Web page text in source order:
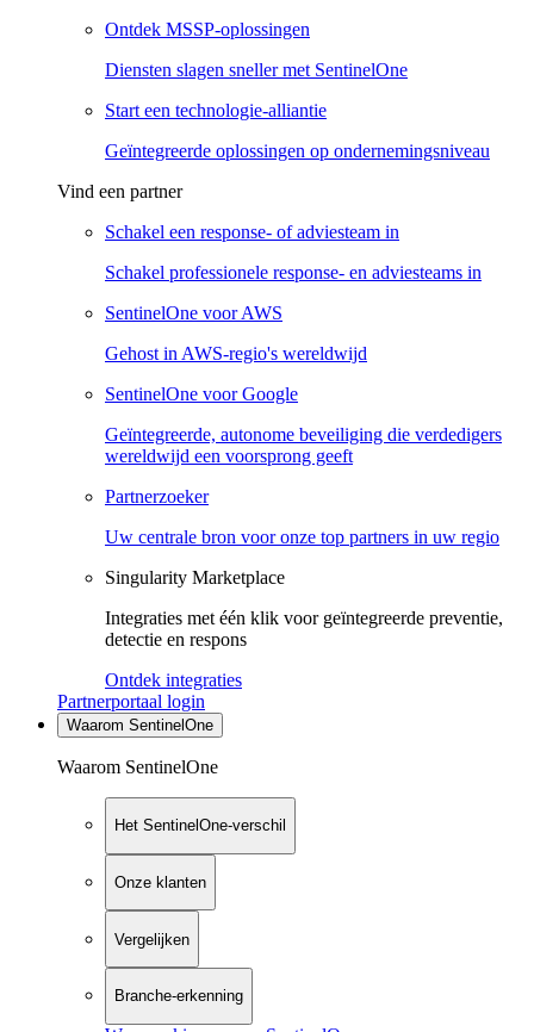
Ontdek MSSP-oplossingen
Diensten slagen sneller met SentinelOne
Start een technologie-alliantie
Geïntegreerde oplossingen op ondernemingsniveau
Vind een partner
Schakel een response- of adviesteam in
Schakel professionele response- en adviesteams in
SentinelOne voor AWS
Gehost in AWS-regio's wereldwijd
SentinelOne voor Google
Geïntegreerde, autonome beveiliging die verdedigers
wereldwijd een voorsprong geeft
Partnerzoeker
Uw centrale bron voor onze top partners in uw regio
Singularity Marketplace
Integraties met één klik voor geïntegreerde preventie,
detectie en respons
Ontdek integraties
Partnerportaal login
Waarom SentinelOne
Waarom SentinelOne
Het SentinelOne-verschil
Onze klanten
Vergelijken
Branche-erkenning